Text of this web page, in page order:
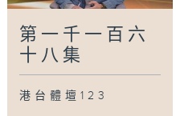
第一千一百六
十八集
港台體壇123